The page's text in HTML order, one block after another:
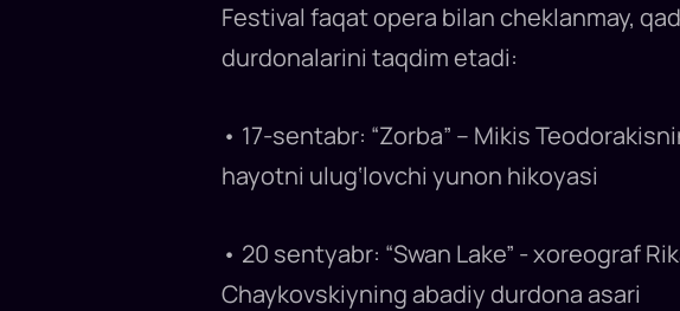
Festival faqat opera bilan cheklanmay,
durdonalarini taqdim etadi:
• 17-sentabr: “Zorba” – Mikis
hayotni ulug‘lovchi yunon hikoyasi
• 20 sentyabr: “Swan Lake” - xoreograf
Chaykovskiyning abadiy durdona asari